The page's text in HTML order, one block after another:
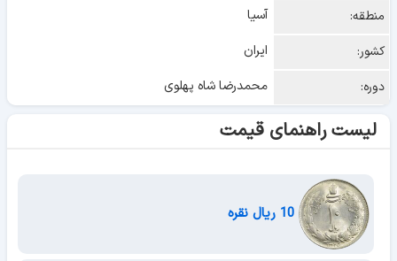
منطقه:
آسیا
کشور:
ایران
دوره:
محمدرضا شاه پهلوی
لیست راهنمای قیمت